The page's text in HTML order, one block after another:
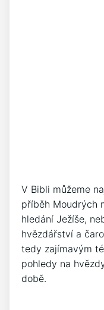
V Bibli můžeme
příběh Moudrých
hledání Ježíše,
hvězdářství a
tedy zajímavým
pohledy na
době.